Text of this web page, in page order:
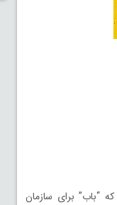
“باب” برای سازمان